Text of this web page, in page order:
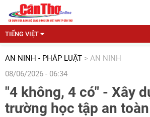
TIẾNG VIỆT
AN NINH - PHÁP LUẬT > AN NINH
08/06/2026 - 06:34
"4 không, 4 có" - Xây
trường học tập an toàn